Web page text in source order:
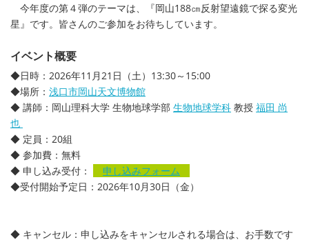
今年度の第４弾のテーマは、『岡山188㎝反射望遠鏡で探る変光
星』です。皆さんのご参加をお待ちしています。
イベント概要
◆日時：2026年11月21日（土）13:30～15:00
◆場所： 浅口市岡山天文博物館
◆ 講師：岡山理科大学 生物地球学部 生物地球学科 教授 福田 尚
也
◆ 定員：20組
◆ 参加費：無料
◆ 申し込み受付：
申し込みフォーム
◆受付開始予定日：2026年10月30日（金）
◆ キャンセル：申し込みをキャンセルされる場合は、お手数です